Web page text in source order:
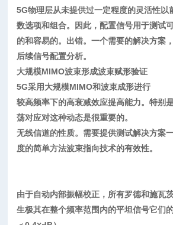
5G物理层从未提供过一定程度的灵活性以
数选项和组合。因此，配置信号用于测试
的和容易的。出错。一个需要的解决方案
后续信号配置分析。
大规模MIMO波束形成波束赋形验证
5G采用大规模MIMO和波束成形进行
较高频率下的高衰减效应提高能力。特别
荡对应对这种动态是很重要的。
无线信道的性质。需要提供测试解决方案
度的简单方法波束指向技术的有效性。
由于自动内部振幅校正，所有罗德和施瓦
生极其在整个频率范围内的平坦信号它们